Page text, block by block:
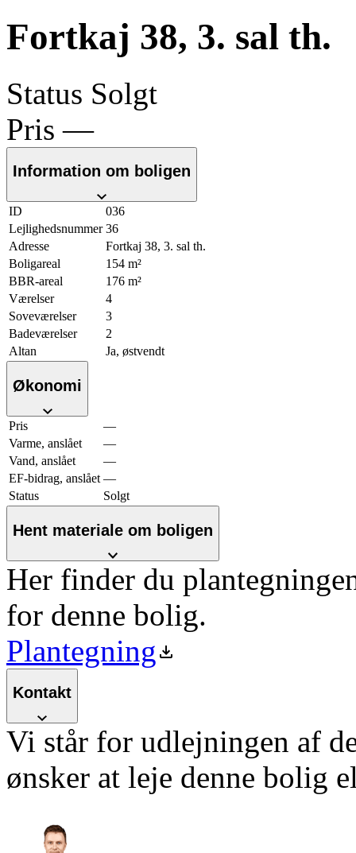
Fortkaj 38, 3. sal th.
Status Solgt
Pris —
Information om boligen
ID
036
Lejlighedsnummer 36
Adresse
Fortkaj 38, 3. sal th.
Boligareal
154 m²
BBR-areal
176 m²
Værelser
4
Soveværelser
3
Badeværelser
2
Altan
Ja, østvendt
Økonomi
Pris
—
Varme, anslået
—
Vand, anslået
—
EF-bidrag, anslået —
Status
Solgt
Hent materiale om boligen
Her finder du
for denne bolig.
Plantegning
Kontakt
Vi står for udlejningen af
ønsker at leje denne bolig